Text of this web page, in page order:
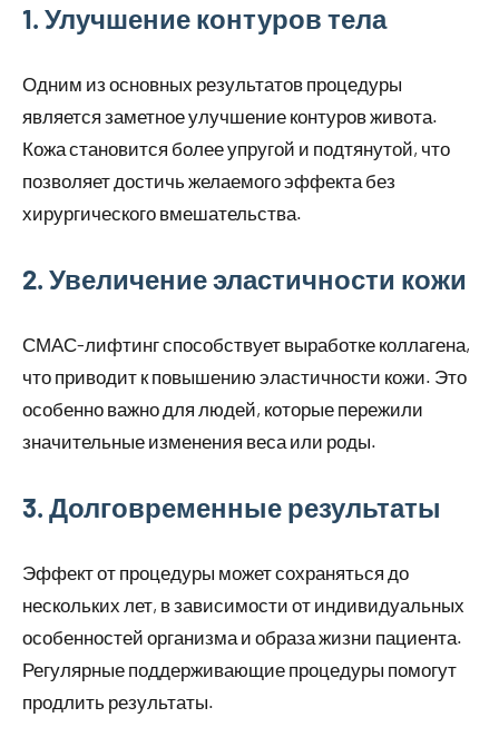
1. Улучшение контуров тела
Одним из основных результатов процедуры
является заметное улучшение контуров живота.
Кожа становится более упругой и подтянутой, что
позволяет достичь желаемого эффекта без
хирургического вмешательства.
2. Увеличение эластичности кожи
СМАС-лифтинг способствует выработке коллагена,
что приводит к повышению эластичности кожи. Это
особенно важно для людей, которые пережили
значительные изменения веса или роды.
3. Долговременные результаты
Эффект от процедуры может сохраняться до
нескольких лет, в зависимости от индивидуальных
особенностей организма и образа жизни пациента.
Регулярные поддерживающие процедуры помогут
продлить результаты.